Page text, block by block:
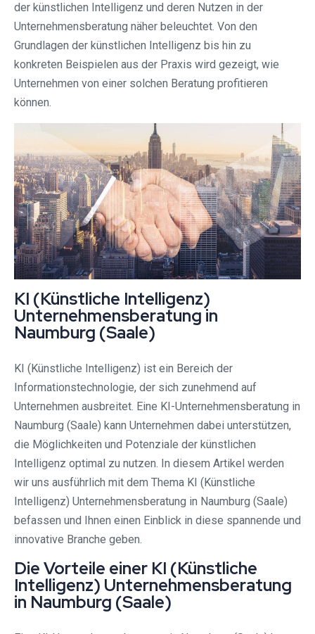
der künstlichen Intelligenz und deren Nutzen in der
Unternehmensberatung näher beleuchtet. Von den
Grundlagen der künstlichen Intelligenz bis hin zu
konkreten Beispielen aus der Praxis wird gezeigt, wie
Unternehmen von einer solchen Beratung profitieren
können.
KI (Künstliche Intelligenz)
Unternehmensberatung in
Naumburg (Saale)
KI (Künstliche Intelligenz) ist ein Bereich der
Informationstechnologie, der sich zunehmend auf
Unternehmen ausbreitet. Eine KI-Unternehmensberatung in
Naumburg (Saale) kann Unternehmen dabei unterstützen,
die Möglichkeiten und Potenziale der künstlichen
Intelligenz optimal zu nutzen. In diesem Artikel werden
wir uns ausführlich mit dem Thema KI (Künstliche
Intelligenz) Unternehmensberatung in Naumburg (Saale)
befassen und Ihnen einen Einblick in diese spannende und
innovative Branche geben.
Die Vorteile einer KI (Künstliche
Intelligenz) Unternehmensberatung
in Naumburg (Saale)